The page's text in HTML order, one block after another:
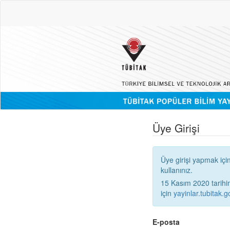
Üye Girişi
Üye girişi yapmak için
kullanınız.
15 Kasım 2020
için
E-posta